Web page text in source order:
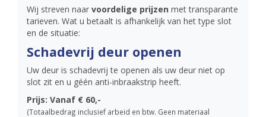
Wij streven naar voordelige prijzen met transparante
tarieven. Wat u betaalt is afhankelijk van het type slot
en de situatie:
Schadevrij deur openen
Uw deur is schadevrij te openen als uw deur niet op
slot zit en u géén anti-inbraakstrip heeft.
Prijs: Vanaf € 60,-
(Totaalbedrag inclusief arbeid en btw. Geen materiaal